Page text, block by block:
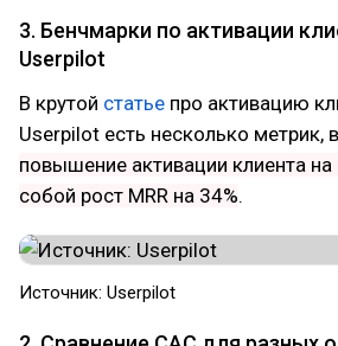
3. Бенчмарки по активации
Userpilot
В крутой статье про активацию
Userpilot есть несколько метрик,
повышение активации клиента на
собой рост MRR на 34%.
Источник: Userpilot